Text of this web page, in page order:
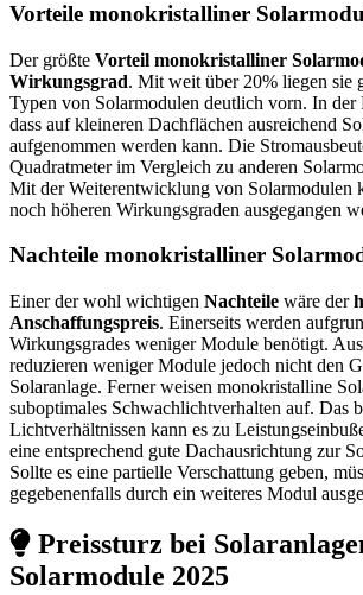
Vorteile monokristalliner
Der größte Vorteil monokristalliner
Wirkungsgrad. Mit weit über 20% liegen sie
Typen von Solarmodulen deutlich vorn. In der
dass auf kleineren Dachflächen ausreichend
aufgenommen werden kann. Die
Quadratmeter im Vergleich zu anderen
Mit der Weiterentwicklung von Solarmodulen
noch höheren Wirkungsgraden ausgegangen
Nachteile monokristalliner
Einer der wohl wichtigen Nachteile wäre der
Anschaffungspreis. Einerseits werden
Wirkungsgrades weniger Module benötigt.
reduzieren weniger Module jedoch nicht den
Solaranlage. Ferner weisen monokristalline
suboptimales Schwachlichtverhalten auf. Das
Lichtverhältnissen kann es zu
eine entsprechend gute Dachausrichtung zur
Sollte es eine partielle Verschattung geben,
gegebenenfalls durch ein weiteres Modul
Preissturz bei
Solarmodule 2025